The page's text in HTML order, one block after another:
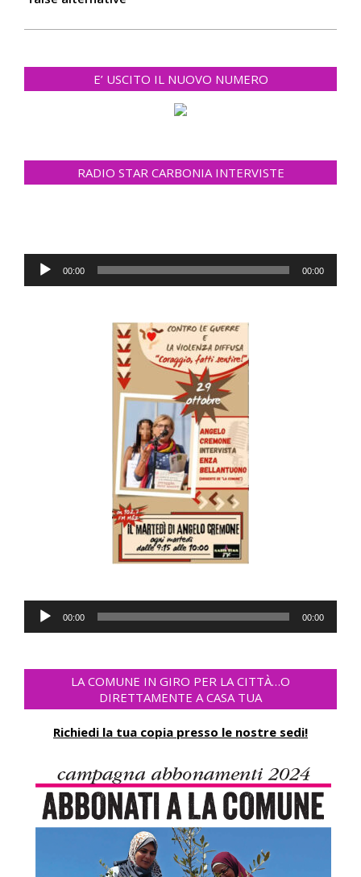
E’ USCITO IL NUOVO NUMERO
RADIO STAR CARBONIA INTERVISTE
Audio
Player
00:00 00:00
Audio
Player
00:00 00:00
LA COMUNE IN GIRO PER LA CITTÀ…O
DIRETTAMENTE A CASA TUA
Richiedi la tua copia presso le nostre sedi!